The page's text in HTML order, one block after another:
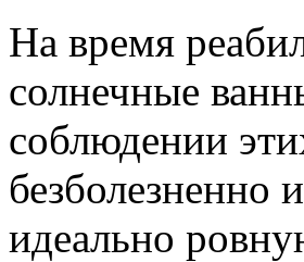
На время
солнечные
соблюдении
безболезненно
идеально